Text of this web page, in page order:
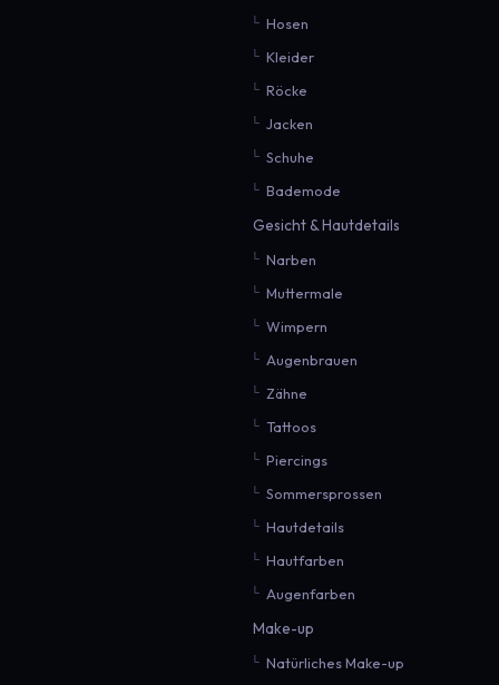
Hosen
Kleider
Röcke
Jacken
Schuhe
Bademode
Gesicht & Hautdetails
Narben
Muttermale
Wimpern
Augenbrauen
Zähne
Tattoos
Piercings
Sommersprossen
Hautdetails
Hautfarben
Augenfarben
Make-up
Natürliches Make-up